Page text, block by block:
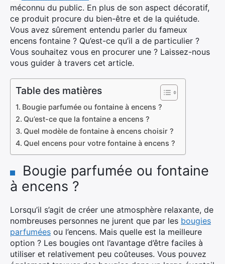
méconnu du public. En plus de son aspect décoratif,
ce produit procure du bien-être et de la quiétude.
Vous avez sûrement entendu parler du fameux
encens fontaine ? Qu’est-ce qu’il a de particulier ?
Vous souhaitez vous en procurer une ? Laissez-nous
vous guider à travers cet article.
Table des matières
Bougie parfumée ou fontaine à encens ?
Qu’est-ce que la fontaine a encens ?
Quel modèle de fontaine à encens choisir ?
Quel encens pour votre fontaine à encens ?
Bougie parfumée ou fontaine
à encens ?
Lorsqu’il s’agit de créer une atmosphère relaxante, de
nombreuses personnes ne jurent que par les bougies
parfumées ou l’encens. Mais quelle est la meilleure
option ? Les bougies ont l’avantage d’être faciles à
utiliser et relativement peu coûteuses. Vous pouvez